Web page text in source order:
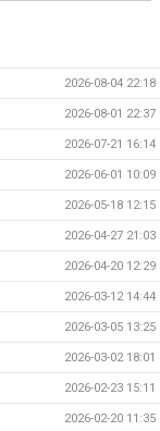
2026-08-04 22:18
2026-08-01 22:37
2026-07-21 16:14
2026-06-01 10:09
2026-05-18 12:15
2026-04-27 21:03
2026-04-20 12:29
2026-03-12 14:44
2026-03-05 13:25
2026-03-02 18:01
2026-02-23 15:11
2026-02-20 11:35